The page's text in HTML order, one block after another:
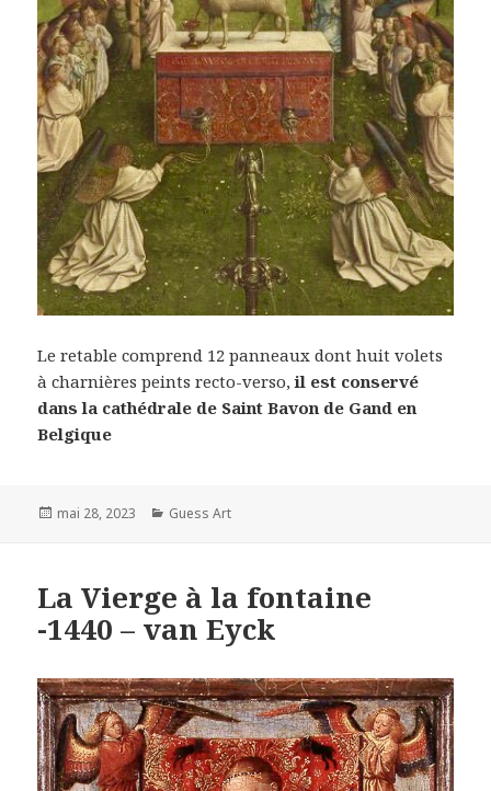
Le retable comprend 12 panneaux dont huit volets
à charnières peints recto-verso, il est conservé
dans la cathédrale de Saint Bavon de Gand en
Belgique
Posted
mai 28, 2023 Categories
Guess Art
La Vierge à la fontaine
-1440 – van Eyck